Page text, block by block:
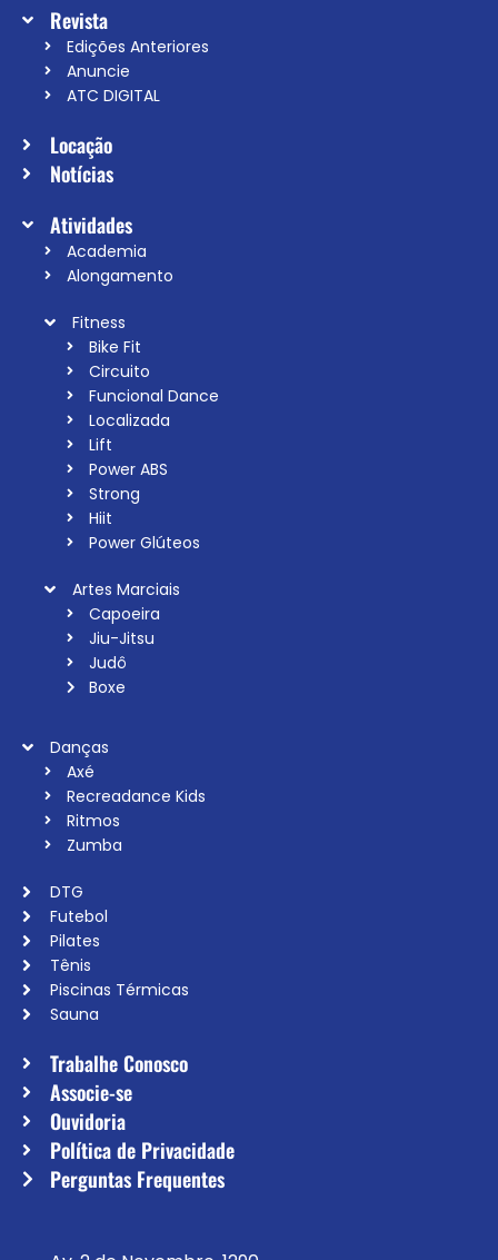
Revista
Edições Anteriores
Anuncie
ATC DIGITAL
Locação
Notícias
Atividades
Academia
Alongamento
Fitness
Bike Fit
Circuito
Funcional Dance
Localizada
Lift
Power ABS
Strong
Hiit
Power Glúteos
Artes Marciais
Capoeira
Jiu-Jitsu
Judô
Boxe
Danças
Axé
Recreadance Kids
Ritmos
Zumba
DTG
Futebol
Pilates
Tênis
Piscinas Térmicas
Sauna
Trabalhe Conosco
Associe-se
Ouvidoria
Política de Privacidade
Perguntas Frequentes